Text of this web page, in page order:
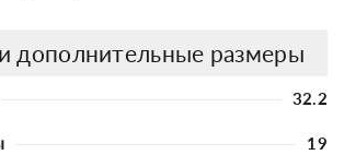
дополнительные размеры
32.2
19